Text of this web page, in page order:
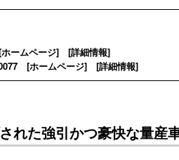
ホームページ] [詳細情報]
[ホームページ] [詳細情報]
れた強引かつ豪快な量産